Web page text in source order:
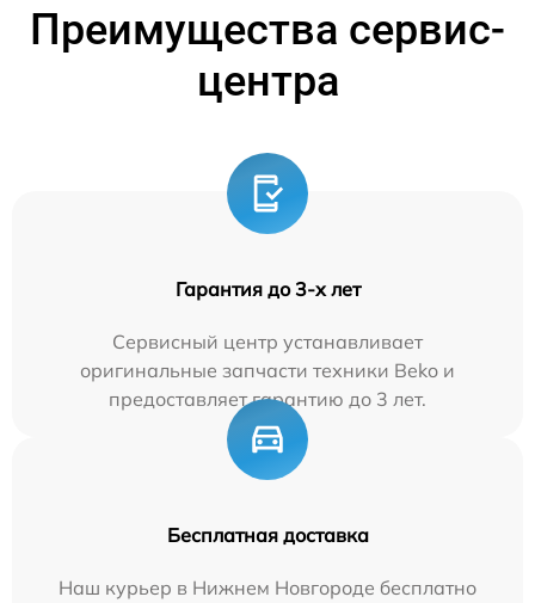
Преимущества сервис-
центра
Гарантия до 3-х лет
Сервисный центр устанавливает
оригинальные запчасти техники Beko и
предоставляет гарантию до 3 лет.
Бесплатная доставка
Наш курьер в Нижнем Новгороде бесплатно